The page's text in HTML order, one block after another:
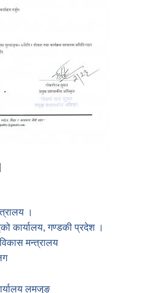
।
कार्यालय, गण्डकी प्रदेश ।
मन्त्रालय
लमजुङ